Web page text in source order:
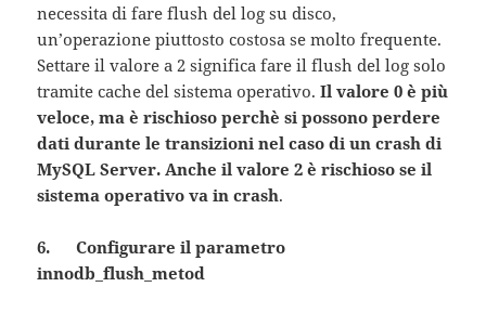
necessita di fare flush del log su disco,
un’operazione piuttosto costosa se molto frequente.
Settare il valore a 2 significa fare il flush del log solo
tramite cache del sistema operativo.Il valore 0 è più
veloce, ma è rischioso perchè si possono perdere
dati durante le transizioni nel caso di un crash di
MySQL Server. Anche il valore 2 è rischioso se il
sistema operativo va in crash.
6. Configurare il parametro
innodb_flush_metod